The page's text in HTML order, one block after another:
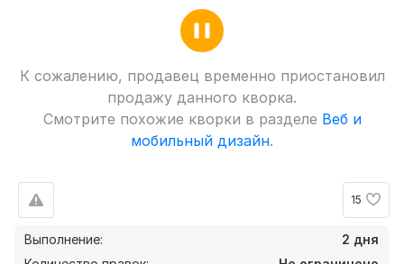
К сожалению, продавец временно приостановил
продажу данного кворка.
Смотрите похожие кворки в разделе Веб и
мобильный дизайн.
15
Выполнение:
2 дня
Качество
Коммуникация
20 0